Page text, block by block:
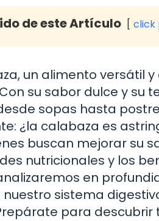
de este Artículo click
un alimento versátil
su sabor dulce y su
sopas hasta
¿la calabaza es
buscan mejorar su
nutricionales y los
en
nuestro sistema
para